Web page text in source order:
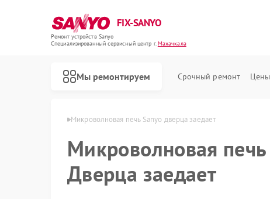
FIX-SANYO
Ремонт устройств Sanyo
Специализированный cервисный центр г.Махачкала
Мы ремонтируем Срочный ремонт Цены
в Махачкале Микроволновая печь Sanyo дверца заедает
Микроволновая печь
Дверца заедает